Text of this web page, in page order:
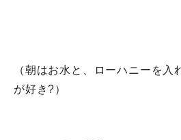
（朝はお水と、ローハニーを入
が好き?）